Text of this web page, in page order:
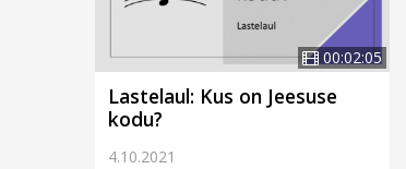
00:02:05
Lastelaul: Kus on Jeesuse
kodu?
4.10.2021